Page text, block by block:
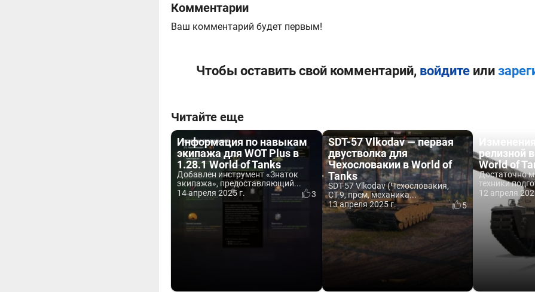
Комментарии
Ваш комментарий будет первым!
Чтобы оставить свой комментарий, войдитеили
Читайте еще
Информация по навыкам
экипажа для WOT Plus в
1.28.1 World of Tanks
Добавлен инструмент «Знаток
экипажа», предоставляющий...
14 апреля 2025 г.
3
SDT-57 Vlkodav — первая
двустволка для
Чехословакии в World of
Tanks
SDT-57 Vlkodav (Чехословакия,
СТ-9, прем, механика...
13 апреля 2025 г.
5
Изменения
релизной
World of
Достаточно
техники
12 апреля